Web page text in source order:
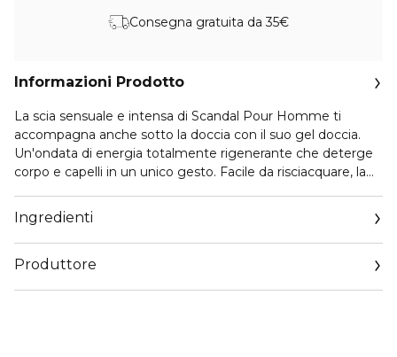
Consegna gratuita da 35€
Informazioni Prodotto
La scia sensuale e intensa di Scandal Pour Homme ti
accompagna anche sotto la doccia con il suo gel doccia.
Un'ondata di energia totalmente rigenerante che deterge
corpo e capelli in un unico gesto. Facile da risciacquare, la
lucenti. Ed eccoti rinvigorito, pronto a salire sul ring dei tuoi
appuntamenti!
Ingredienti
Produttore